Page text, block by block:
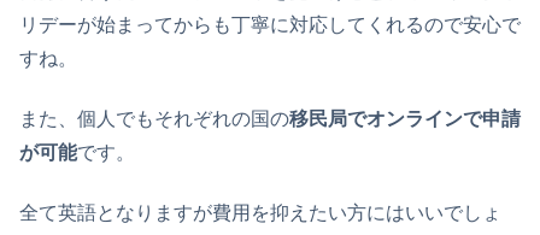
リデーが始まってからも丁寧に対応してくれるので安心で
すね。
また、個人でもそれぞれの国の移民局でオンラインで申請
が可能です。
全て英語となりますが費用を抑えたい方にはいいでしょ